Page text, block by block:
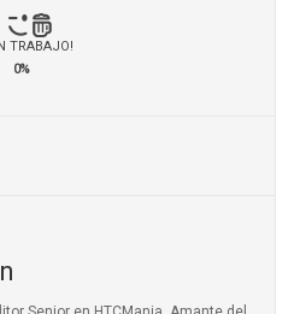
TRABAJO!
0%